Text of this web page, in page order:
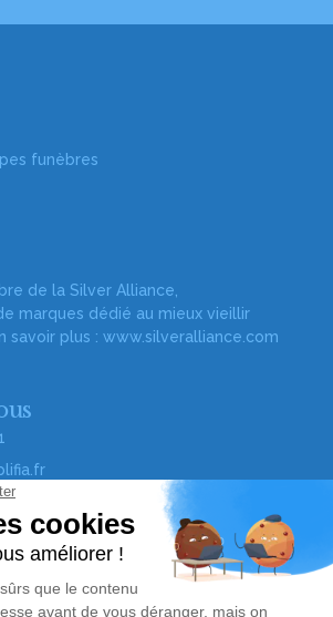
funèbres
de la Silver Alliance,
marques dédié au mieux vieillir
savoir plus : www.silveralliance.com